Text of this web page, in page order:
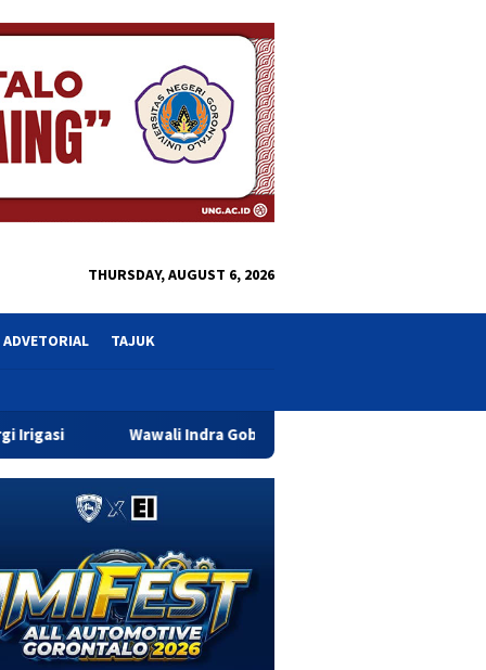
THURSDAY, AUGUST 6, 2026
ADVETORIAL TAJUK
Indra Gobel Tegaskan Komitmen Pemkot Tingkatkan